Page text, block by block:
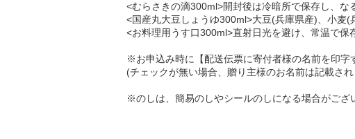
<むらさきの滴300ml>開封後は冷暗所で保存し、な
<国産丸大豆しょうゆ300ml>大豆(兵庫県産)、小麦(
<お料理用うす口300ml>直射日光を避け、常温で保
※お申込み時に【配送伝票に寄付者様の名前を印字
(チェックが無い場合、贈り主様のお名前は記載さ
※のしは、簡易のしやシールのしになる場合がござ